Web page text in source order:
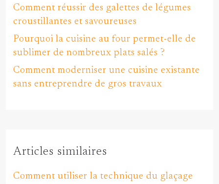
Comment réussir des galettes de légumes
croustillantes et savoureuses
Pourquoi la cuisine au four permet-elle de
sublimer de nombreux plats salés ?
Comment moderniser une cuisine existante
sans entreprendre de gros travaux
Articles similaires
Comment utiliser la technique du glaçage